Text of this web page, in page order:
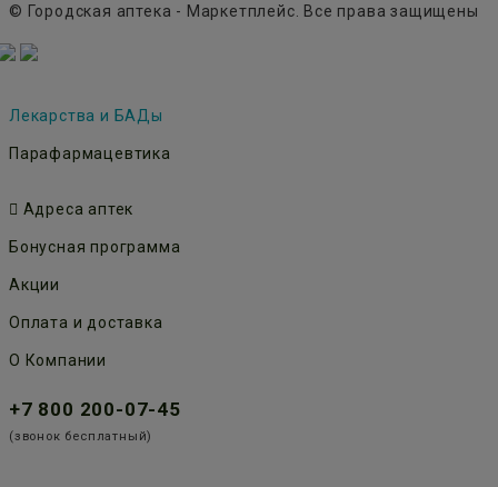
© Городская аптека - Маркетплейс. Все права защищены
Лекарства и БАДы
Парафармацевтика
Адреса аптек
Бонусная программа
Акции
Оплата и доставка
О Компании
+7 800 200-07-45
(звонок бесплатный)